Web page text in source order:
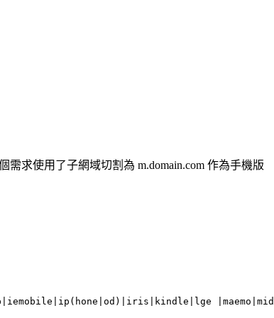
求使用了子網域切割為 m.domain.com 作為手機版